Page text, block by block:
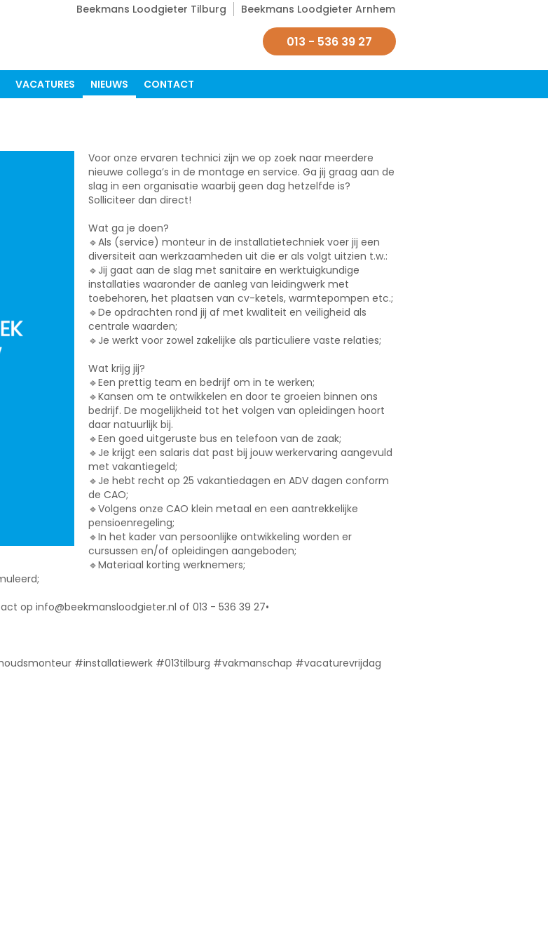
Beekmans Loodgieter Tilburg Beekmans Loodgieter Arnhem
013 - 536 39 27
VACATURES NIEUWS CONTACT
Voor onze ervaren technici zijn we op zoek naar meerdere
nieuwe collega’s in de montage en service. Ga jij graag aan de
slag in een organisatie waarbij geen dag hetzelfde is?
Solliciteer dan direct!
Wat ga je doen?
🔹Als (service) monteur in de installatietechniek voer jij een
diversiteit aan werkzaamheden uit die er als volgt uitzien t.w.:
🔹Jij gaat aan de slag met sanitaire en werktuigkundige
installaties waaronder de aanleg van leidingwerk met
toebehoren, het plaatsen van cv-ketels, warmtepompen etc.;
🔹De opdrachten rond jij af met kwaliteit en veiligheid als
centrale waarden;
🔹Je werkt voor zowel zakelijke als particuliere vaste relaties;
Wat krijg jij?
🔹Een prettig team en bedrijf om in te werken;
🔹Kansen om te ontwikkelen en door te groeien binnen ons
bedrijf. De mogelijkheid tot het volgen van opleidingen hoort
daar natuurlijk bij.
🔹Een goed uitgeruste bus en telefoon van de zaak;
🔹Je krijgt een salaris dat past bij jouw werkervaring aangevuld
met vakantiegeld;
🔹Je hebt recht op 25 vakantiedagen en ADV dagen conform
de CAO;
🔹Volgens onze CAO klein metaal en een aantrekkelijke
pensioenregeling;
🔹In het kader van persoonlijke ontwikkeling worden er
cursussen en/of opleidingen aangeboden;
🔹Materiaal korting werknemers;
op info@beekmansloodgieter.nl of 013 - 536 39 27•
#installatiewerk #013tilburg #vakmanschap #vacaturevrijdag